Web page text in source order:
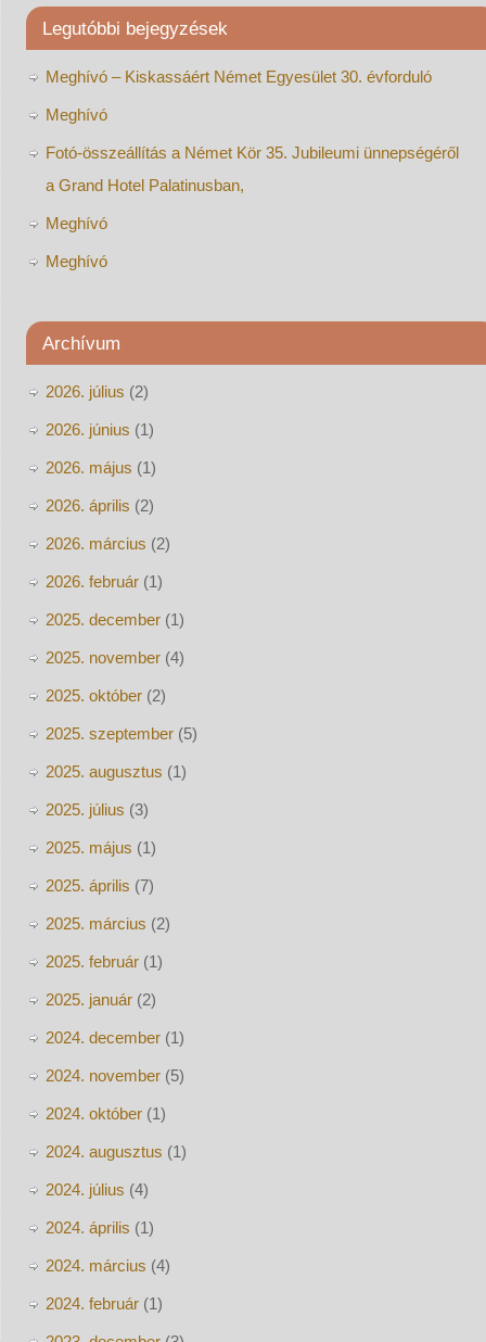
Legutóbbi bejegyzések
Meghívó – Kiskassáért Német Egyesület 30. évforduló
Meghívó
Fotó-összeállítás a Német Kör 35. Jubileumi ünnepségéről
a Grand Hotel Palatinusban,
Meghívó
Meghívó
Archívum
2026. július (2)
2026. június (1)
2026. május (1)
2026. április (2)
2026. március (2)
2026. február(1)
2025. december(1)
2025. november(4)
2025. október(2)
2025. szeptember(5)
2025. augusztus (1)
2025. július (3)
2025. május (1)
2025. április (7)
2025. március (2)
2025. február(1)
2025. január(2)
2024. december(1)
2024. november(5)
2024. október(1)
2024. augusztus (1)
2024. július (4)
2024. április (1)
2024. március (4)
2024. február(1)